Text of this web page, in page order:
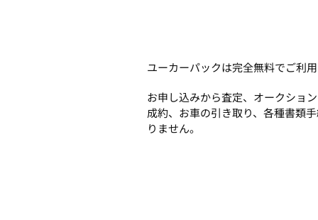
ユーカーパックは完全無料でご利
お申し込みから査定、オークショ
成約、お車の引き取り、各種書類
りません。